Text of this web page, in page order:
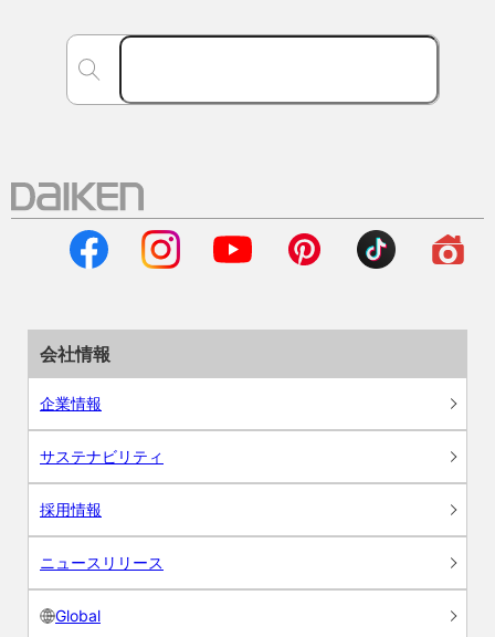
会社情報
企業情報
サステナビリティ
採用情報
ニュースリリース
Global